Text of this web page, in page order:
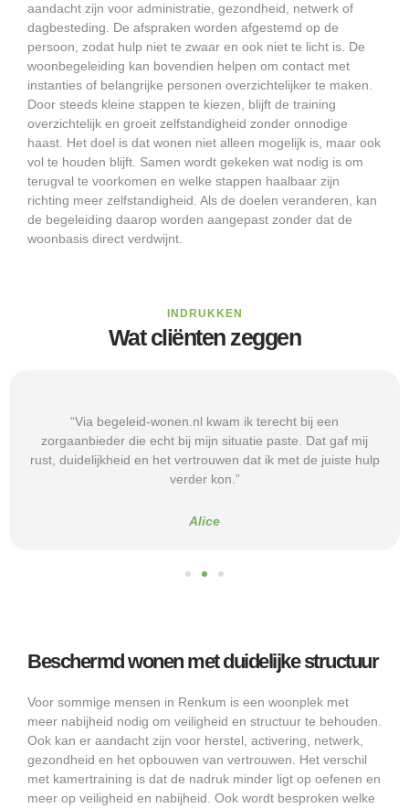
aandacht zijn voor administratie, gezondheid, netwerk of
dagbesteding. De afspraken worden afgestemd op de
persoon, zodat hulp niet te zwaar en ook niet te licht is. De
woonbegeleiding kan bovendien helpen om contact met
instanties of belangrijke personen overzichtelijker te maken.
Door steeds kleine stappen te kiezen, blijft de training
overzichtelijk en groeit zelfstandigheid zonder onnodige
haast. Het doel is dat wonen niet alleen mogelijk is, maar ook
vol te houden blijft. Samen wordt gekeken wat nodig is om
terugval te voorkomen en welke stappen haalbaar zijn
richting meer zelfstandigheid. Als de doelen veranderen, kan
de begeleiding daarop worden aangepast zonder dat de
woonbasis direct verdwijnt.
INDRUKKEN
Wat cliënten zeggen
“Via begeleid-wonen.nl kwam ik terecht bij een
zorgaanbieder die echt bij mijn situatie paste. Dat gaf mij
rust, duidelijkheid en het vertrouwen dat ik met de juiste hulp
verder kon.”
Alice
Beschermd wonen met duidelijke structuur
Voor sommige mensen in Renkum is een woonplek met
meer nabijheid nodig om veiligheid en structuur te behouden.
Ook kan er aandacht zijn voor herstel, activering, netwerk,
gezondheid en het opbouwen van vertrouwen. Het verschil
met kamertraining is dat de nadruk minder ligt op oefenen en
meer op veiligheid en nabijheid. Ook wordt besproken welke